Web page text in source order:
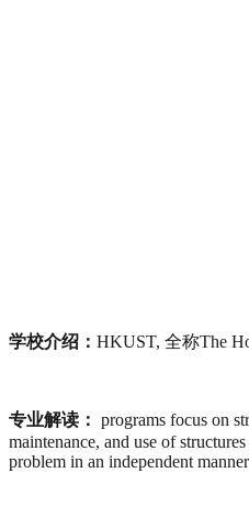
学校介绍： HKUST, 全称The
专业解读： programs focus on
maintenance, and use of
problem in an independent manner